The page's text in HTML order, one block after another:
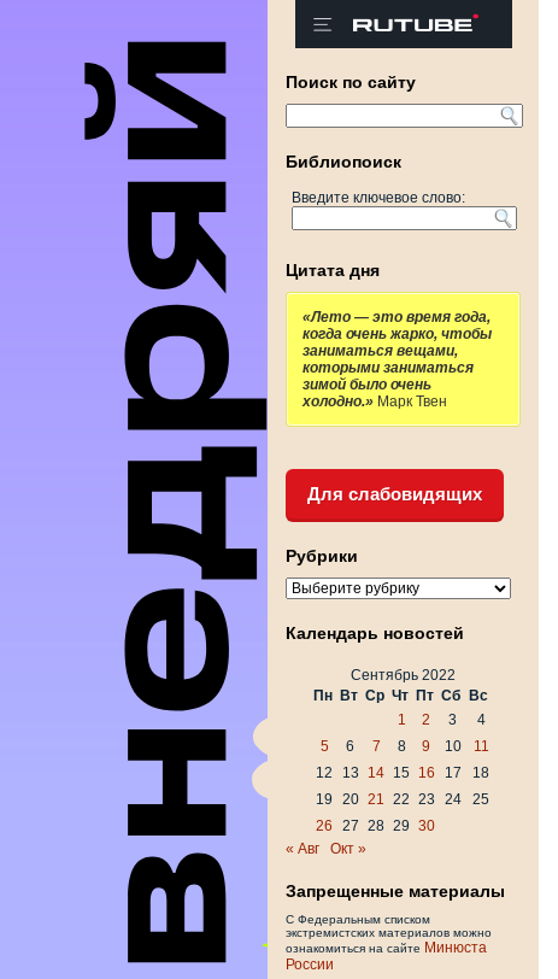
Поиск по сайту
Библиопоиск
Введите ключевое слово:
Цитата дня
«Лето — это время года,
когда очень жарко, чтобы
заниматься вещами,
которыми заниматься
зимой было очень
холодно.» Марк Твен
Для слабовидящих
Рубрики
Рубрики
Календарь новостей
Сентябрь 2022
Пн Вт Ср Чт Пт Сб
Вс
1
2 3
4
5
6 7 8 9 10
11
12
13 14 15 16 17
18
19
20 21 22 23 24
25
26
27 28 29 30
« Авг
Окт »
Запрещенные материалы
С Федеральным списком
экстремистских материалов можно
ознакомиться на сайте Минюста
России